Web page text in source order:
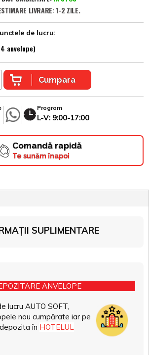
LIVRARE: 1-2 ZILE.
de lucru:
anvelope)
Cumpara
Program
L-V: 9:00-17:00
Comandă rapidă
Te sunăm înapoi
SUPLIMENTARE
ANVELOPE
lucru AUTO SOFT,
nou cumpărate iar pe
în HOTELUL